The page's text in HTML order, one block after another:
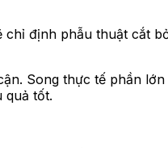
chỉ định phẫu thuật cắt
Song thực tế phần
quả tốt.